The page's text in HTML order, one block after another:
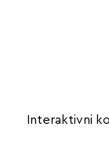
Interaktivni